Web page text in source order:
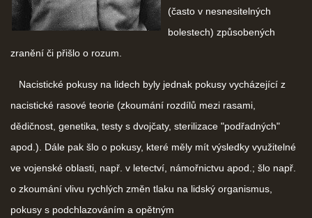
(často v nesnesitelných
bolestech) způsobených
zranění či přišlo o rozum.
Nacistické pokusy na lidech byly jednak pokusy vycházející z
nacistické rasové teorie (zkoumání rozdílů mezi rasami,
dědičnost, genetika, testy s dvojčaty, sterilizace "podřadných"
apod.). Dále pak šlo o pokusy, které měly mít výsledky využitelné
ve vojenské oblasti, např. v letectví, námořnictvu apod.; šlo např.
o zkoumání vlivu rychlých změn tlaku na lidský organismus,
pokusy s podchlazováním a opětným